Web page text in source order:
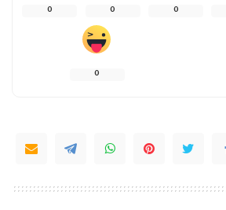
0
0
0
0